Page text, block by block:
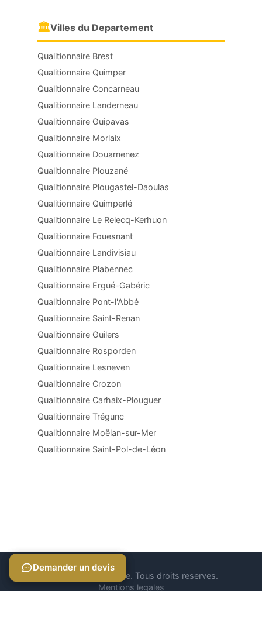
🏛Villes du Departement
Qualitionnaire Brest
Qualitionnaire Quimper
Qualitionnaire Concarneau
Qualitionnaire Landerneau
Qualitionnaire Guipavas
Qualitionnaire Morlaix
Qualitionnaire Douarnenez
Qualitionnaire Plouzané
Qualitionnaire Plougastel-Daoulas
Qualitionnaire Quimperlé
Qualitionnaire Le Relecq-Kerhuon
Qualitionnaire Fouesnant
Qualitionnaire Landivisiau
Qualitionnaire Plabennec
Qualitionnaire Ergué-Gabéric
Qualitionnaire Pont-l'Abbé
Qualitionnaire Saint-Renan
Qualitionnaire Guilers
Qualitionnaire Rosporden
Qualitionnaire Lesneven
Qualitionnaire Crozon
Qualitionnaire Carhaix-Plouguer
Qualitionnaire Trégunc
Qualitionnaire Moëlan-sur-Mer
Qualitionnaire Saint-Pol-de-Léon
© 2026 Qualitionnaire. Tous droits reserves.
Mentions legales
Demander un devis
Demander un devis